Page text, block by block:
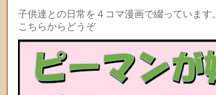
子供達との日常を４コマ漫画で綴っています。
こちらからどうぞ